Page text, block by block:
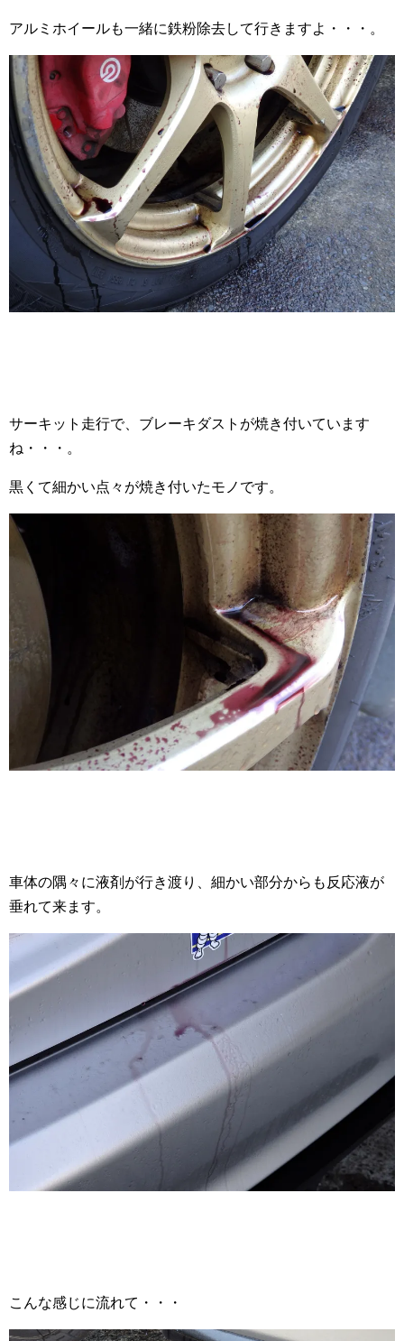
アルミホイールも一緒に鉄粉除去して行きますよ・・・。
サーキット走行で、ブレーキダストが焼き付いています
ね・・・。
黒くて細かい点々が焼き付いたモノです。
車体の隅々に液剤が行き渡り、細かい部分からも反応液が
垂れて来ます。
こんな感じに流れて・・・